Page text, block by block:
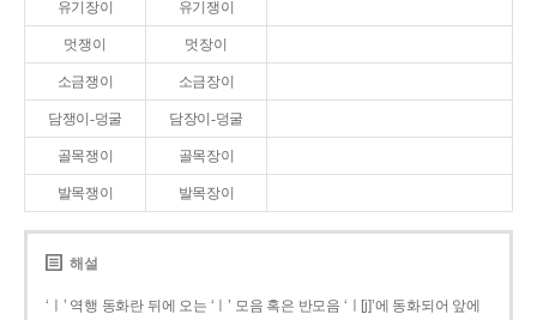
유기장이 유기쟁이
멋쟁이 멋장이
소금쟁이 소금장이
담쟁이-덩굴 담장이-덩굴
골목쟁이 골목장이
발목쟁이 발목장이
해설
‘ㅣ’ 역행 동화란 뒤에 오는 ‘ㅣ’ 모음 혹은 반모음 ‘ㅣ[j]’에 동화되어 앞에